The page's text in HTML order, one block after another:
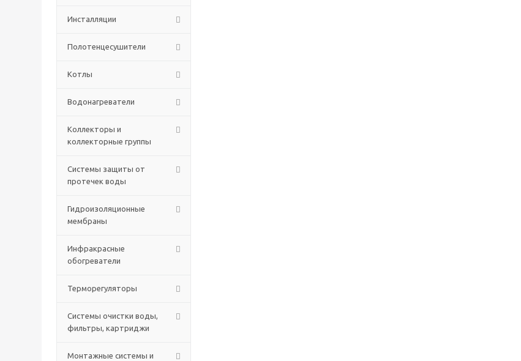
Инсталляции
Полотенцесушители
Котлы
Водонагреватели
Коллекторы и
коллекторные группы
Системы защиты от
протечек воды
Гидроизоляционные
мембраны
Инфракрасные
обогреватели
Терморегуляторы
Системы очистки воды,
фильтры, картриджи
Монтажные системы и